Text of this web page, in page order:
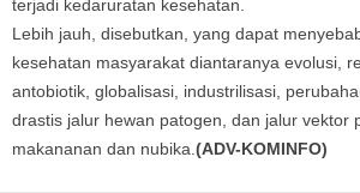
terjadi kedaruratan kesehatan.
Lebih jauh, disebutkan, yang dapat
kesehatan masyarakat diantaranya evolusi,
antobiotik, globalisasi, industrilisasi,
drastis jalur hewan patogen, dan jalur vektor
makananan dan nubika. (ADV-KOMINFO)